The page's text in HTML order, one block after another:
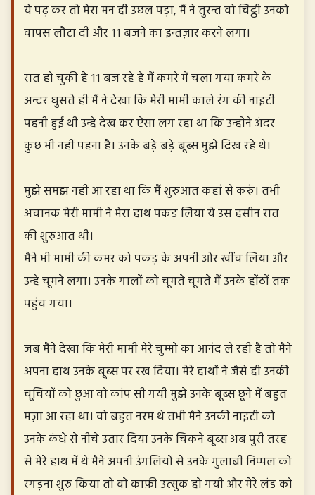
ये पढ़ कर तो मेरा मन ही उछल पड़ा, मैं ने तुरन्त वो चिट्ठी उनको
वापस लौटा दी और ११ बजने का इन्तज़ार करने लगा।
रात हो चुकी है ११ बज रहे है मैं कमरे में चला गया कमरे के
अन्दर घुसते ही मैं ने देखा कि मेरी मामी काले रंग की नाइटी
पहनी हुई थी उन्हे देख कर ऐसा लग रहा था कि उन्होने अंदर
कुछ भी नहीं पहना है। उनके बड़े बड़े बूब्स मुझे दिख रहे थे।
मुझे समझ नहीं आ रहा था कि मैं शुरुआत कहां से करुं। तभी
अचानक मेरी मामी ने मेरा हाथ पकड़ लिया ये उस हसीन रात
की शुरुआत थी।
मैने भी मामी की कमर को पकड़ के अपनी ओर खींच लिया और
उन्हे चूमने लगा। उनके गालों को चूमते चूमते मैं उनके होंठों तक
पहुंच गया।
जब मैने देखा कि मेरी मामी मेरे चुम्मो का आनंद ले रही है तो मैने
अपना हाथ उनके बूब्स पर रख दिया। मेरे हाथों ने जैसे ही उनकी
चूचियों को छुआ वो कांप सी गयी मुझे उनके बूब्स छूने में बहुत
मज़ा आ रहा था। वो बहुत नरम थे तभी मैने उनकी नाइटी को
उनके कंधे से नीचे उतार दिया उनके चिकने बूब्स अब पुरी तरह
से मेरे हाथ में थे मैने अपनी उंगलियों से उनके गुलाबी निप्पल को
रगड़ना शुरु किया तो वो काफ़ी उत्सुक हो गयी और मेरे लंड को